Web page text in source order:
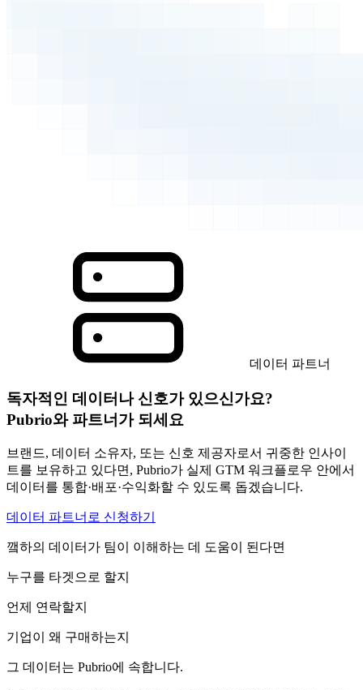
데이터 파트너
독자적인 데이터나 신호가 있으신가요?
Pubrio와 파트너가 되세요
브랜드, 데이터 소유자, 또는 신호 제공자로서 귀중한 인사이
트를 보유하고 있다면, Pubrio가 실제 GTM 워크플로우 안에서
데이터를 통합·배포·수익화할 수 있도록 돕겠습니다.
데이터 파트너로 신청하기
꺀하의 데이터가 팀이 이해하는 데 도움이 된다면
누구를 타겟으로 할지
언제 연락할지
기업이 왜 구매하는지
그 데이터는 Pubrio에 속합니다.